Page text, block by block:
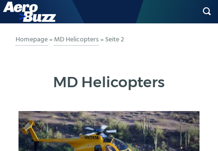
GENERAL AVIATION
LUFTVERKEHR
MILITÄR
INDUSTRIE
Homepage»MD Helicopters»Seite 2
MD Helicopters